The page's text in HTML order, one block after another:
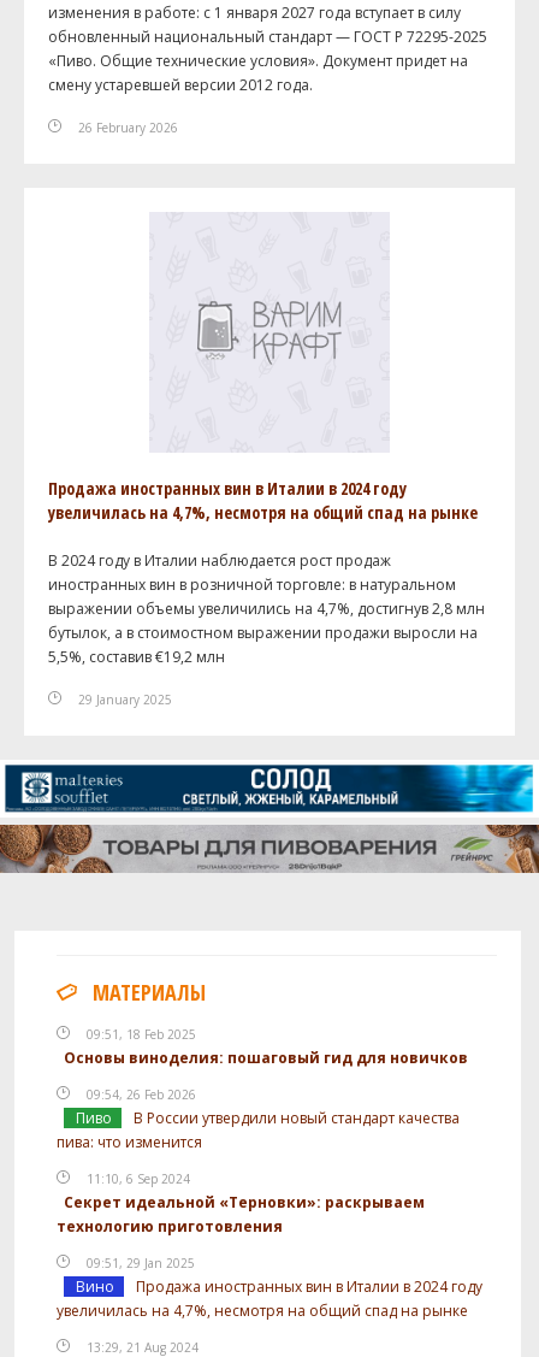
изменения в работе: с 1 января 2027 года вступает в силу
обновленный национальный стандарт — ГОСТ Р 72295-2025
«Пиво. Общие технические условия». Документ придет на
смену устаревшей версии 2012 года.
26 February 2026
Продажа иностранных вин в Италии в 2024 году
увеличилась на 4,7%, несмотря на общий спад на рынке
В 2024 году в Италии наблюдается рост продаж
иностранных вин в розничной торговле: в натуральном
выражении объемы увеличились на 4,7%, достигнув 2,8 млн
бутылок, а в стоимостном выражении продажи выросли на
5,5%, составив €19,2 млн
29 January 2025
МАТЕРИАЛЫ
09:51, 18 Feb 2025
Основы виноделия: пошаговый гид для новичков
09:54, 26 Feb 2026
Пиво
В России утвердили новый стандарт качества
пива: что изменится
11:10, 6 Sep 2024
Секрет идеальной «Терновки»: раскрываем
технологию приготовления
09:51, 29 Jan 2025
Вино
Продажа иностранных вин в Италии в 2024 году
увеличилась на 4,7%, несмотря на общий спад на рынке
13:29, 21 Aug 2024